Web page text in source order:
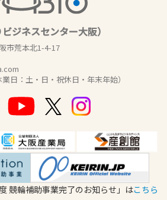
ジネスセンター大阪）
市荒本北1-4-17
日：土・日・祝休日・年末年始）
競輪補助事業完了のお知らせ」はこちら